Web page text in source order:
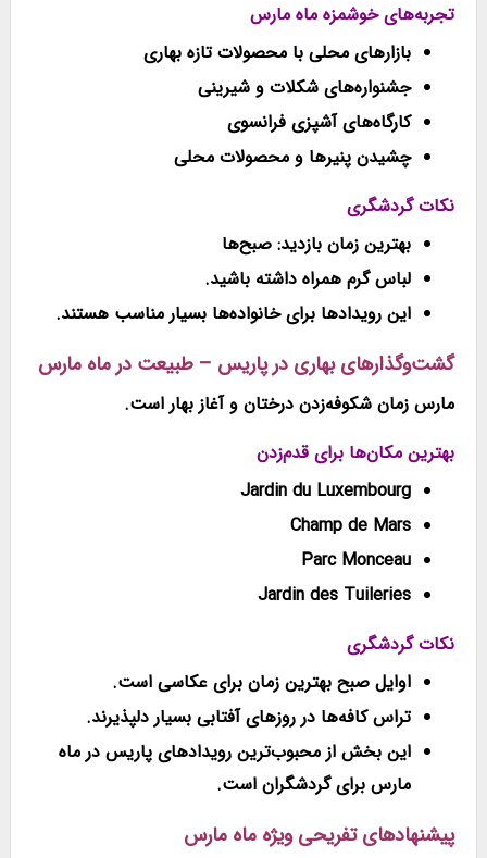
تجربه‌های خوشمزه ماه مارس
بازارهای محلی با محصولات تازه بهاری
جشنواره‌های شکلات و شیرینی
کارگاه‌های آشپزی فرانسوی
چشیدن پنیرها و محصولات محلی
نکات گردشگری
بهترین زمان بازدید: صبح‌ها
لباس گرم همراه داشته باشید.
این رویدادها برای خانواده‌ها بسیار مناسب هستند.
گشت‌وگذارهای بهاری در پاریس – طبیعت در ماه مارس
مارس زمان شکوفه‌زدن درختان و آغاز بهار است.
بهترین مکان‌ها برای قدم‌زدن
Jardin du Luxembourg
Champ de Mars
Parc Monceau
Jardin des Tuileries
نکات گردشگری
اوایل صبح بهترین زمان برای عکاسی است.
تراس کافه‌ها در روزهای آفتابی بسیار دلپذیرند.
این بخش از محبوب‌ترین رویدادهای پاریس در ماه
مارس برای گردشگران است.
پیشنهادهای تفریحی ویژه ماه مارس